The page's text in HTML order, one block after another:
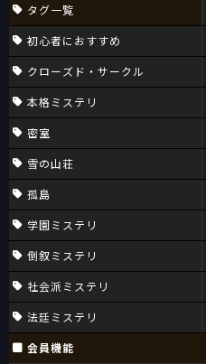
タグ一覧
初心者におすすめ
クローズド・サークル
本格ミステリ
密室
雪の山荘
孤島
学園ミステリ
倒叙ミステリ
社会派ミステリ
法廷ミステリ
会員機能